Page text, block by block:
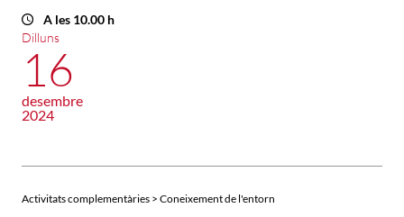
A les 10.00 h
Dilluns
16
desembre
2024
Activitats complementàries > Coneixement de l'entorn